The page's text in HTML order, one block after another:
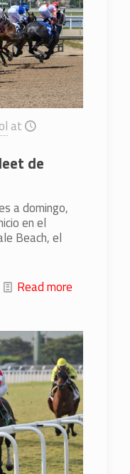
at
de
a domingo,
en el
Beach, el
Read more